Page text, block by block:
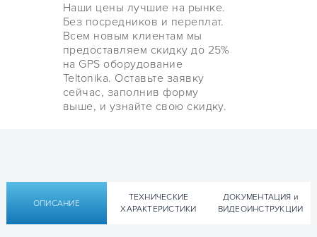
Наши цены лучшие на рынке.
Без посредников и переплат.
Всем новым клиентам мы
предоставляем скидку до 25%
на GPS оборудование
Teltonika. Оставьте заявку
сейчас, заполнив форму
выше, и узнайте свою скидку.
ОПИСАНИЕ
ТЕХНИЧЕСКИЕ
ХАРАКТЕРИСТИКИ
ДОКУМЕНТАЦИЯ и
ВИДЕОИНСТРУКЦИИ